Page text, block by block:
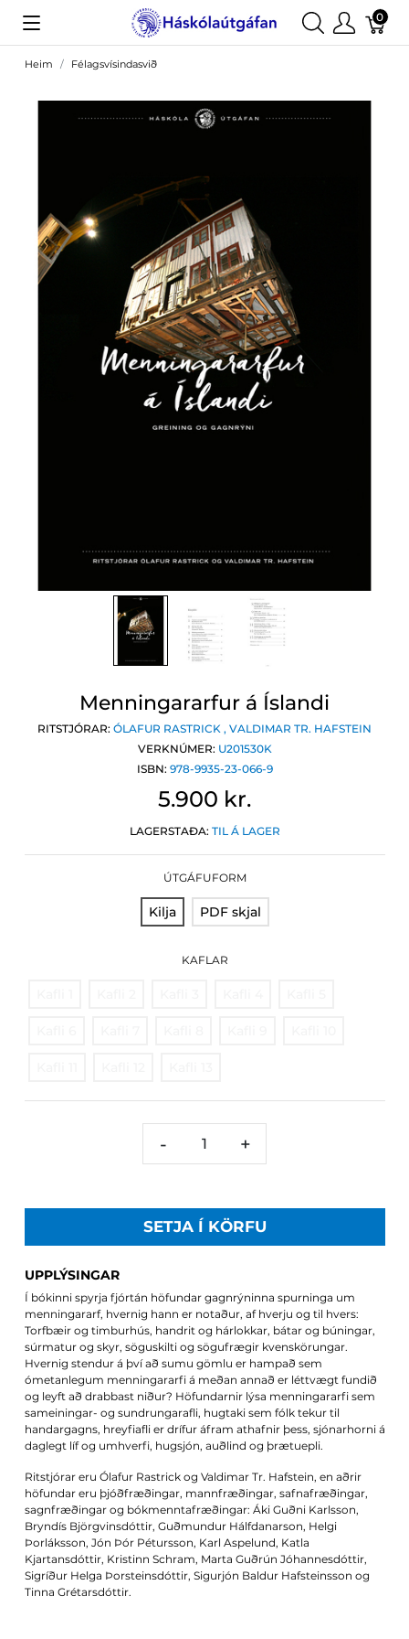
0
Heim Félagsvísindasvið
Menningararfur á Íslandi
RITSTJÓRAR: ÓLAFUR RASTRICK , VALDIMAR TR. HAFSTEIN
VERKNÚMER: U201530K
ISBN: 978-9935-23-066-9
5.900 kr.
LAGERSTAÐA: TIL Á LAGER
ÚTGÁFUFORM
Kilja PDF skjal
KAFLAR
- +
SETJA Í KÖRFU
UPPLÝSINGAR
Í bókinni spyrja fjórtán höfundar gagnrýninna spurninga um
menningararf, hvernig hann er notaður, af hverju og til hvers:
Torfbæir og timburhús, handrit og hárlokkar, bátar og búningar,
súrmatur og skyr, söguskilti og sögufrægir kvenskörungar.
Hvernig stendur á því að sumu gömlu er hampað sem
ómetanlegum menningararfi á meðan annað er léttvægt fundið
og leyft að drabbast niður? Höfundarnir lýsa menningararfi sem
sameiningar- og sundrungarafli, hugtaki sem fólk tekur til
handargagns, hreyfiafli er drífur áfram athafnir þess, sjónarhorni á
daglegt líf og umhverfi, hugsjón, auðlind og þrætuepli.
Ritstjórar eru Ólafur Rastrick og Valdimar Tr. Hafstein, en aðrir
höfundar eru þjóðfræðingar, mannfræðingar, safnafræðingar,
sagnfræðingar og bókmenntafræðingar: Áki Guðni Karlsson,
Bryndís Björgvinsdóttir, Guðmundur Hálfdanarson, Helgi
Þorláksson, Jón Þór Pétursson, Karl Aspelund, Katla
Kjartansdóttir, Kristinn Schram, Marta Guðrún Jóhannesdóttir,
Sigríður Helga Þorsteinsdóttir, Sigurjón Baldur Hafsteinsson og
Tinna Grétarsdóttir.